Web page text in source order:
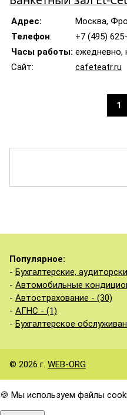
Адрес:
Москва,
Телефон:
+7 (495)
Часы работы: ежедневно,
Сайт:
cafeteatr.ru
1
Популярное:
- Бухгалтерские,
- Автомобильные
- Автострахование - (30)
- АГНС - (1)
- Бухгалтерское
© 2026 г. WEB-ORG
🍪 Мы используем файлы